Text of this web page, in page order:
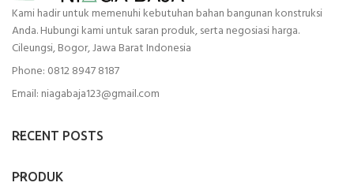
Kami hadir untuk memenuhi kebutuhan bahan bangunan konstruksi
Anda. Hubungi kami untuk saran produk, serta negosiasi harga.
Cileungsi, Bogor, Jawa Barat Indonesia
Phone: 0812 8947 8187
Email: niagabaja123@gmail.com
RECENT POSTS
PRODUK